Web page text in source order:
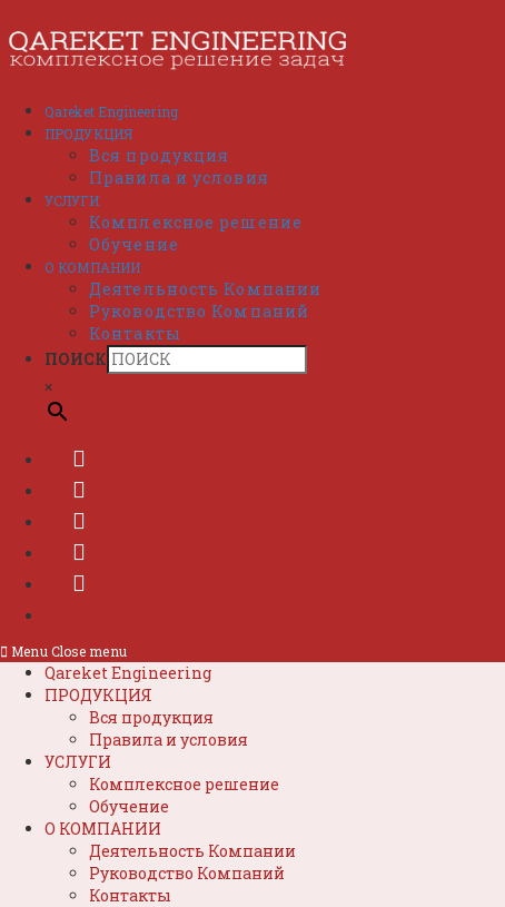
содержимому
Qareket Engineering
ПРОДУКЦИЯ
Вся продукция
Правила и условия
УСЛУГИ
Комплексное решение
Обучение
О КОМПАНИИ
Деятельность Компании
Руководство Компаний
Контакты
ПОИСК
×
Menu Close menu
Qareket Engineering
ПРОДУКЦИЯ
Вся продукция
Правила и условия
УСЛУГИ
Комплексное решение
Обучение
О КОМПАНИИ
Деятельность Компании
Руководство Компаний
Контакты